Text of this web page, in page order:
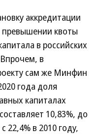
аккредитации
квоты
в российских
в
сам же Минфин
года доля
капиталах
10,83%, до
22,4% в 2010 году,